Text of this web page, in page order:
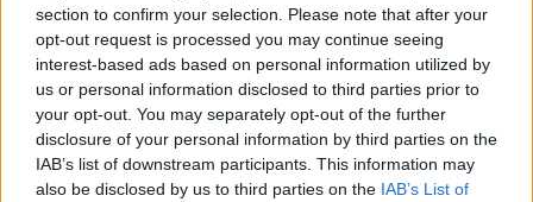
section to confirm your selection. Please note that after your
opt-out request is processed you may continue seeing
interest-based ads based on personal information utilized by
us or personal information disclosed to third parties prior to
your opt-out. You may separately opt-out of the further
disclosure of your personal information by third parties on the
IAB’s list of downstream participants. This information may
also be disclosed by us to third parties on the IAB’s List of
Seacrest tunnetaan muun muassa siitä, että
hän